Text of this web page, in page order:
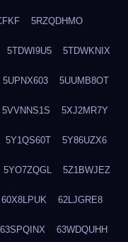
5RZQDHMO
5TDWI9U5 5TDWKNIX
5UPNX603 5UUMB8OT
5VVNNS1S 5XJ2MR7Y
5Y1QS60T 5Y86UZX6
5YO7ZQGL 5Z1BWJEZ
60X8LPUK 62LJGRE8
63SPQINX 63WDQUHH